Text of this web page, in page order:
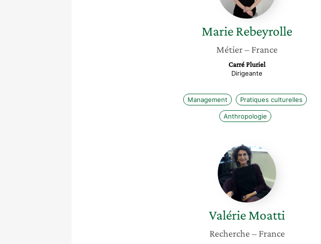
MarieRebeyrolle
Métier– France
Carré Pluriel
Dirigeante
Management Pratiques culturelles
Anthropologie
Valérie
Moatti
ValérieMoatti
Recherche – France